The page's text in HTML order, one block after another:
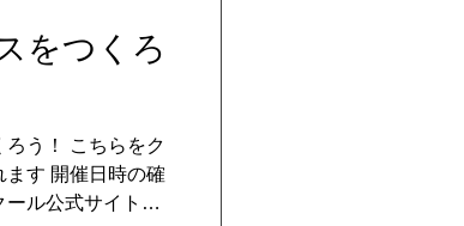
をつくろ
う！ こちらをク
ます 開催日時の確
ル公式サイト教